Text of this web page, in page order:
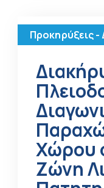
Προκηρύξεις -
Χώρου
Ζώνη